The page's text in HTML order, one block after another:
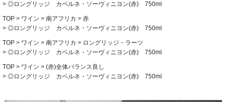
◎ロングリッジ カベルネ・ソーヴィニヨン(赤) 750ml
TOP ワイン 南アフリカ
赤
◎ロングリッジ カベルネ・ソーヴィニヨン(赤) 750ml
TOP ワイン 南アフリカ
ロングリッジ・ラーツ
◎ロングリッジ カベルネ・ソーヴィニヨン(赤) 750ml
TOP ワイン
(赤)全体バランス良し
◎ロングリッジ カベルネ・ソーヴィニヨン(赤) 750ml